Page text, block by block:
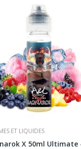
ET LIQUIDES